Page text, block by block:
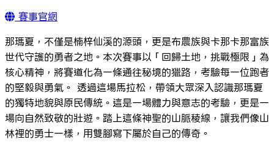
賽事官網
那瑪夏，不僅是楠梓仙溪的源頭，更是布農族與卡那卡那富族
世代守護的勇者之地。本次賽事以「回歸土地，挑戰極限」為
核心精神，將賽道化為一條通往秘境的獵路，考驗每一位跑者
的堅毅與勇氣。 透過這場馬拉松，帶領大眾深入認識那瑪夏
的獨特地貌與原民傳統。這是一場體力與意志的考驗，更是一
場向自然致敬的壯遊。踏上這條神聖的山脈稜線，讓我們像山
林裡的勇士一樣，用雙腳寫下屬於自己的傳奇。